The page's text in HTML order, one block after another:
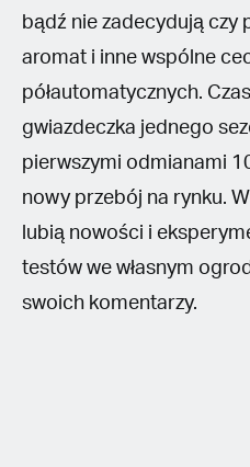
bądź nie zadecydują czy
aromat i inne wspólne
półautomatycznych.
gwiazdeczka jednego
pierwszymi odmianami
nowy przebój na rynku.
lubią nowości i
testów we własnym
swoich komentarzy.